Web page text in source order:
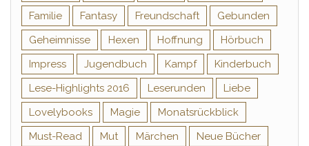
Familie
Fantasy Freundschaft
Gebunden
Geheimnisse
Hexen Hoffnung
Hörbuch
Impress
Jugendbuch Kampf
Kinderbuch
Lese-Highlights 2016
Leserunden
Liebe
Lovelybooks
Magie
Monatsrückblick
Must-Read
Mut Märchen
Neue Bücher